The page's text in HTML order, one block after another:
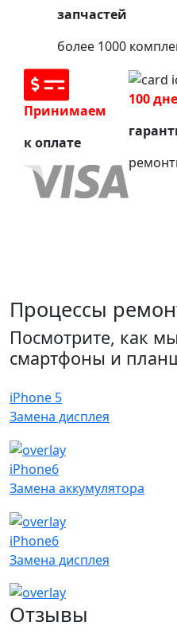
запчастей
более 1000
Принимаем
к оплате
100
Процессы
Посмотрите, как
смартфоны и
iPhone 5
Замена дисплея
iPhone6
Замена аккумулятора
iPhone6
Замена дисплея
Отзывы